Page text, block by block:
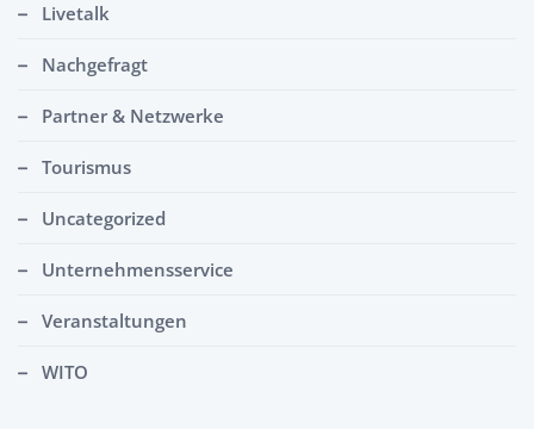
Livetalk
Nachgefragt
Partner & Netzwerke
Tourismus
Uncategorized
Unternehmensservice
Veranstaltungen
WITO